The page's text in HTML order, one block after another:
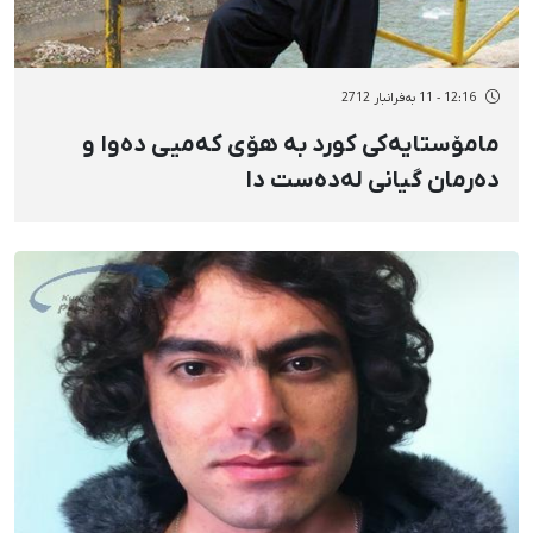
12:16 - 11 بەفرانبار 2712
مامۆستایەکی کورد بە هۆی کەمیی دەوا و
دەرمان گیانی لەدەست دا